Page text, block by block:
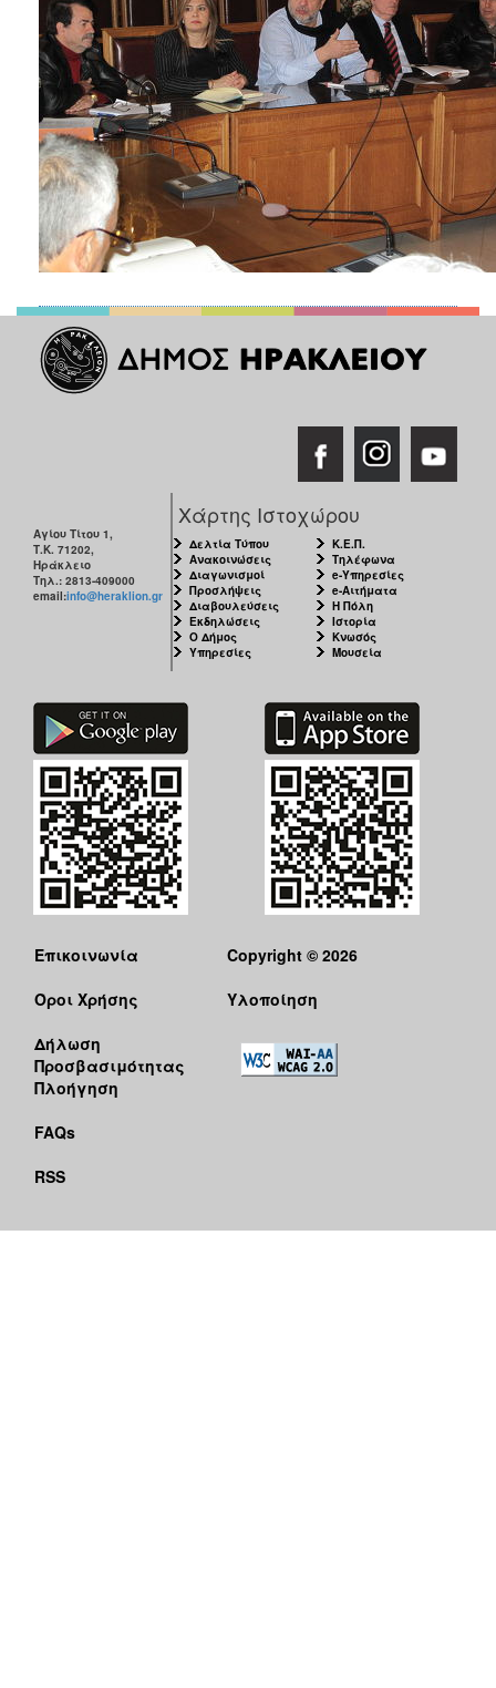
Αγίου Τίτου 1,
Τ.Κ. 71202,
Ηράκλειο
Τηλ.: 2813-409000
email:info@heraklion.gr
Χάρτης Ιστοχώρου
Δελτία Τύπου
Ανακοινώσεις
Διαγωνισμοί
Προσλήψεις
Διαβουλεύσεις
Εκδηλώσεις
Ο Δήμος
Υπηρεσίες
Κ.Ε.Π.
Τηλέφωνα
e-Υπηρεσίες
e-Αιτήματα
Η Πόλη
Ιστορία
Κνωσός
Μουσεία
Επικοινωνία
Όροι Χρήσης
Δήλωση
Προσβασιμότητας
Πλοήγηση
FAQs
RSS
Copyright © 2026
Υλοποίηση